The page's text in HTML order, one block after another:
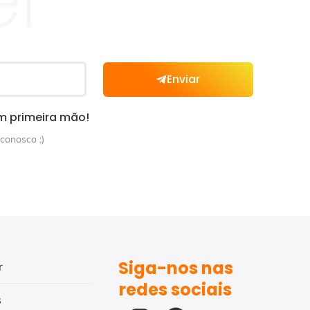
Enviar
primeira mão!
;)
Siga-nos nas
redes sociais